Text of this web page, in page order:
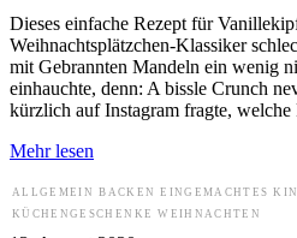
Dieses einfache Rezept für
Weihnachtsplätzchen-Klassiker
mit Gebrannten Mandeln ein wenig
einhauchte, denn: A bissle Crunch
kürzlich auf Instagram fragte,
Mehr lesen
ALLGEMEIN BACKEN EINGEMACHTES
KÜCHENGESCHENKE
WEIHNACHTEN